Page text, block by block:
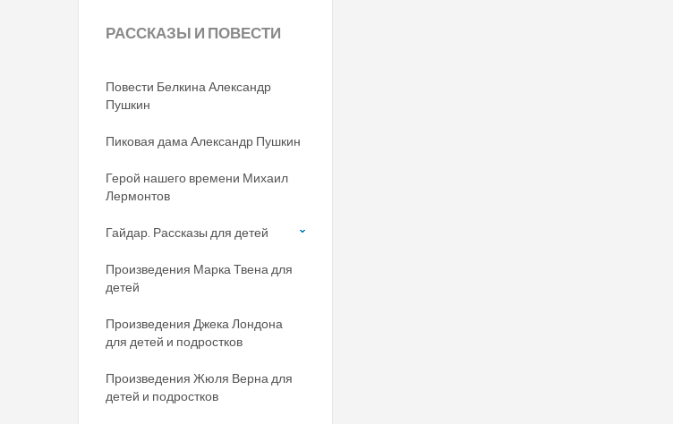
РАССКАЗЫ И ПОВЕСТИ
Повести Белкина Александр
Пушкин
Пиковая дама Александр Пушкин
Герой нашего времени Михаил
Лермонтов
Гайдар. Рассказы для детей
Произведения Марка Твена для
детей
Произведения Джека Лондона
для детей и подростков
Произведения Жюля Верна для
детей и подростков